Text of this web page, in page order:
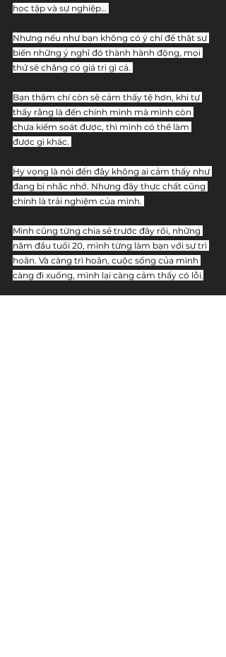
học tập và sự nghiệp…
Nhưng nếu như bạn không có ý chí để thật sự
biến những ý nghĩ đó thành hành động, mọi
thứ sẽ chẳng có giá trị gì cả.
Bạn thậm chí còn sẽ cảm thấy tệ hơn, khi tự
thấy rằng là đến chính mình mà mình còn
chưa kiểm soát được, thì mình có thể làm
được gì khác.
Hy vọng là nói đến đây không ai cảm thấy như
đang bị nhắc nhở. Nhưng đây thực chất cũng
chính là trải nghiệm của mình.
Mình cũng từng chia sẻ trước đây rồi, những
năm đầu tuổi 20, mình từng làm bạn với sự trì
hoãn. Và càng trì hoãn, cuộc sống của mình
càng đi xuống, mình lại càng cảm thấy có lỗi.